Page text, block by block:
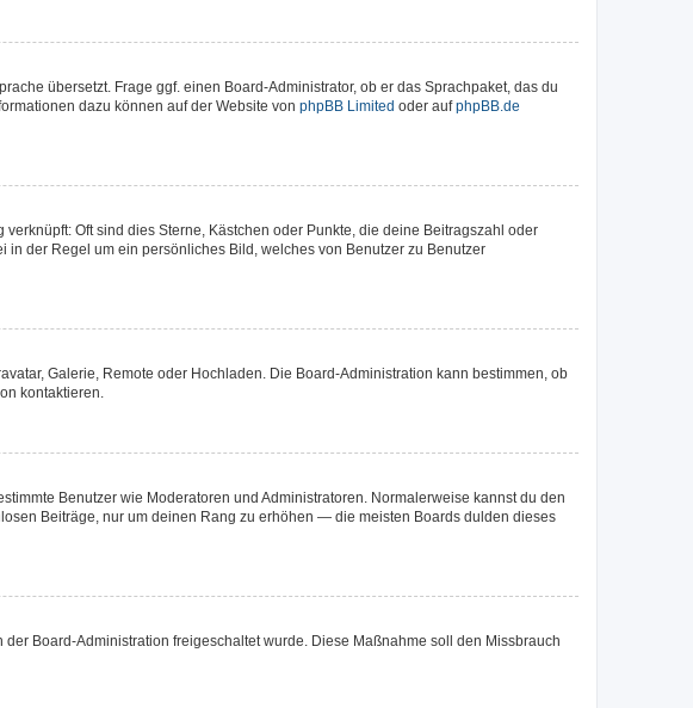
übersetzt. Frage ggf. einen Board-Administrator, ob er das Sprachpaket, das du
dazu können auf der Website von phpBB Limited oder aufphpBB.de
Oft sind dies Sterne, Kästchen oder Punkte, die deine Beitragszahl oder
in der Regel um ein persönliches Bild, welches von Benutzer zu Benutzer
Galerie, Remote oder Hochladen. Die Board-Administration kann bestimmen, ob
kontaktieren.
Benutzer wie Moderatoren und Administratoren. Normalerweise kannst du den
Beiträge, nur um deinen Rang zu erhöhen — die meisten Boards dulden dieses
Board-Administration freigeschaltet wurde. Diese Maßnahme soll den Missbrauch